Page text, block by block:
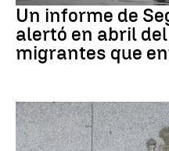
Un informe de
alertó en abril
migrantes que